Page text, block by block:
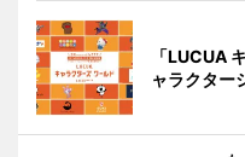
「LUCUA
ャラクター